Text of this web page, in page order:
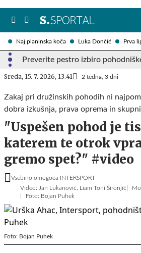
Naj planinska koča Luka Dončić Prva
Preverite pestro izbiro
Sreda, 15. 7. 2026, 13.41 2 tedna, 3 dni
Zakaj pri družinskih pohodih ni
dobra izkušnja, prava oprema in
"Uspešen pohod je
katerem te otrok
gremo spet?" #video
Vsebino omogoča INTERSPORT
Video: Jan Lukanović, Liam Toni Šironjič
Foto: Bojan Puhek
Foto: Bojan Puhek